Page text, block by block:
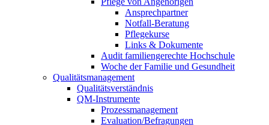
Ansprechpartner
Notfall-Beratung
Pflegekurse
Links & Dokumente
Audit familiengerechte Hochschule
Woche der Familie und Gesundheit
Qualitätsmanagement
Qualitätsverständnis
QM-Instrumente
Prozessmanagement
Evaluation/Befragungen